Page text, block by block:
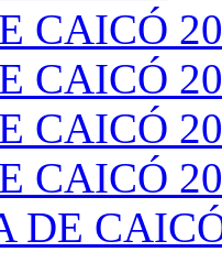
CAICÓ
CAICÓ
CAICÓ
CAICÓ
DE